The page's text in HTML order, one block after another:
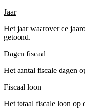
Jaar
Het jaar waarover de
getoond.
Dagen fiscaal
Het aantal fiscale dagen
Fiscaal loon
Het totaal fiscale loon op